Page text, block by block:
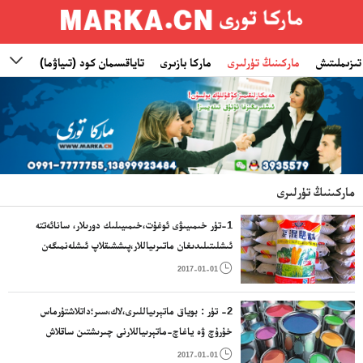
 ماركىنىڭ تۈرلىرى ماركا بازىرى تاياقسىمان كود (تىياۋما)
ماركىنىڭ تۈرلىرى
1-تۈر خىمىيىۋى ئوغۇت،خىمىيىلىك دورىلار، سانائەتتە
ئىشلىتىلىدىغان ماتىرىياللار،پىششىقلاپ ئىشلەنمىگەن
كاۋچۇك ماتىرىياللىرى،يېزا ئىگىلىك، باغۋەنچىلىك،

2017-01-01
2- تۈر : بوياق ماتېرىياللىرى،لاك،سىر؛داتلاشتۇرماس
خۇرۇچ ۋە ياغاچ-ماتېرىياللارنى چىرىشتىن ساقلاش
دورىلىرى؛رەڭلىگۈچ؛بوياشقا ۋاستە بولغۇچى ماددا؛

2017-01-01